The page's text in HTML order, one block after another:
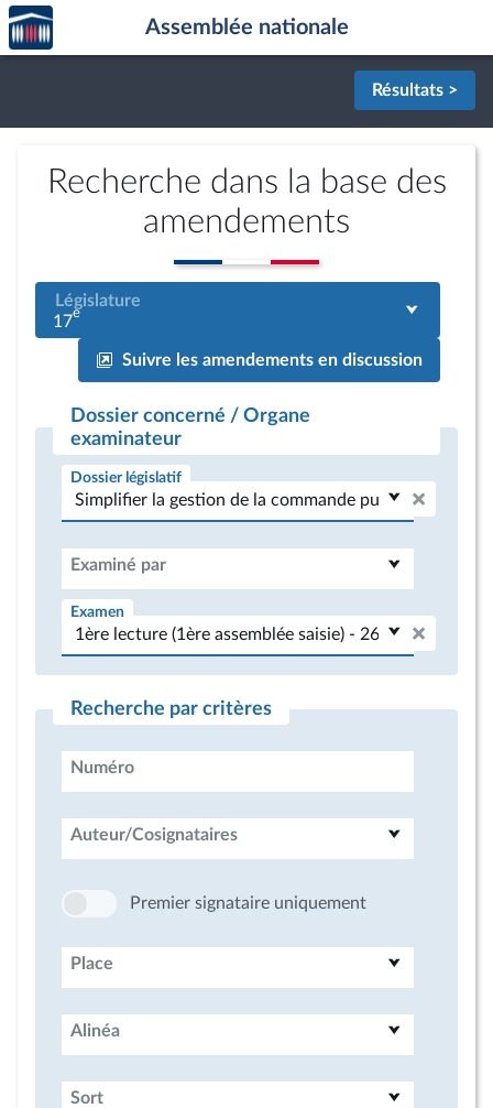
Aller au contenu
Aller en bas de la page
Accèder
à la
page
Assemblée nationale
Résultats >
Recherche dans la base des
amendements
Législature
17e
Suivre les amendements en discussion
Dossier concerné / Organe
examinateur
Dossier législatif
Examiné par
Examen
Recherche par critères
Numéro
Auteur/Cosignataires
Premier signataire uniquement
Place
Alinéa
Sort